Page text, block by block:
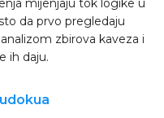
mijenjaju tok logike u
da prvo pregledaju
zbirova kaveza i
ih daju.